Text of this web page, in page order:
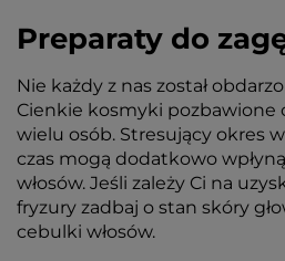
Preparaty do
Nie każdy z nas został
Cienkie kosmyki
wielu osób. Stresujący okres
czas mogą dodatkowo
włosów. Jeśli zależy Ci na
fryzury zadbaj o stan skóry
cebulki włosów.